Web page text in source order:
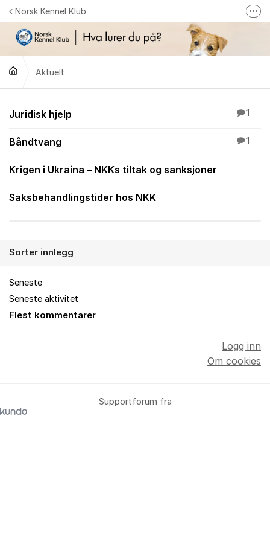
Gå til innhold
Norsk Kennel Klub
Følg oss på Facebook
Følg oss på Instagram
Aktuelt
Aktuelt
Juridisk hjelp 1
Båndtvang 1
Krigen i Ukraina – NKKs tiltak og sanksjoner
Saksbehandlingstider hos NKK
Sorter innlegg
Seneste
Seneste aktivitet
Flest kommentarer
Supportforum fra
Logg inn
Om cookies